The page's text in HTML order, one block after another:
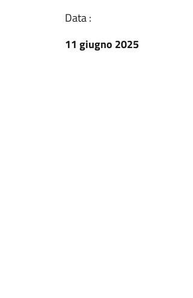
Data :
11 giugno 2025